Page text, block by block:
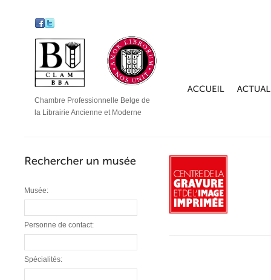
Chambre Professionnelle Belge de
la Librairie Ancienne et Moderne
Musée:
Personne de contact:
Spécialités: